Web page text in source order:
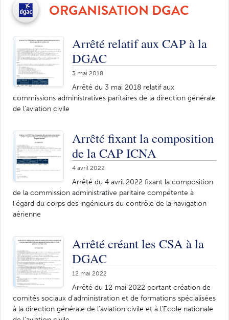
ORGANISATION DGAC
Arrêté relatif aux CAP à la
DGAC
3 mai 2018
Arrêté du 3 mai 2018 relatif aux
commissions administratives paritaires de la direction générale
de l'aviation civile
Arrêté fixant la composition
de la CAP ICNA
4 avril 2022
Arrêté du 4 avril 2022 fixant la composition
de la commission administrative paritaire compétente à
l'égard du corps des ingénieurs du contrôle de la navigation
aérienne
Arrêté créant les CSA à la
DGAC
12 mai 2022
Arrêté du 12 mai 2022 portant création de
comités sociaux d'administration et de formations spécialisées
à la direction générale de l'aviation civile et à l'Ecole nationale